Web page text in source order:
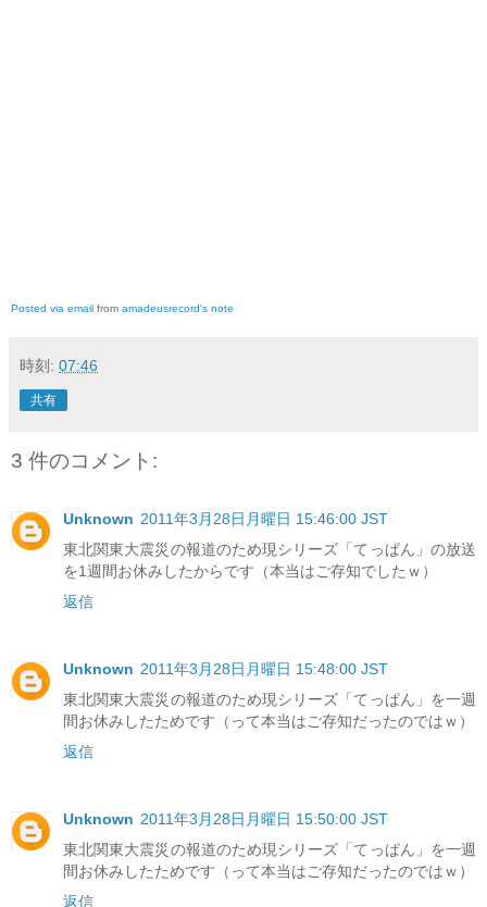
Posted via email from amadeusrecord's note
時刻: 07:46
共有
3 件のコメント:
Unknown 2011年3月28日月曜日 15:46:00 JST
東北関東大震災の報道のため現シリーズ「てっぱん」の放送
を1週間お休みしたからです（本当はご存知でしたｗ）
返信
Unknown 2011年3月28日月曜日 15:48:00 JST
東北関東大震災の報道のため現シリーズ「てっぱん」を一週
間お休みしたためです（って本当はご存知だったのではｗ）
返信
Unknown 2011年3月28日月曜日 15:50:00 JST
東北関東大震災の報道のため現シリーズ「てっぱん」を一週
間お休みしたためです（って本当はご存知だったのではｗ）
返信